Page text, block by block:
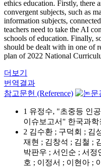
ethics education. Firstly, there
convergent subjects, such as
information subjects,
teachers need to take the AI
schools of education. Finally,
should be dealt with in one of
plan of 2022 National
더보기
번역결과
참고문헌 (Reference)
1 유정수, "초중등 인
이슈보고서" 한국과학
2 김수환 ; 구덕회 ; 김
재현 ; 김창석 ; 김철 ;
박판우 ; 서인순 ; 서정
호 ; 이정서 ; 이현아 ;